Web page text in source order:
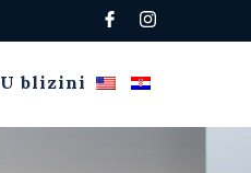
U blizini